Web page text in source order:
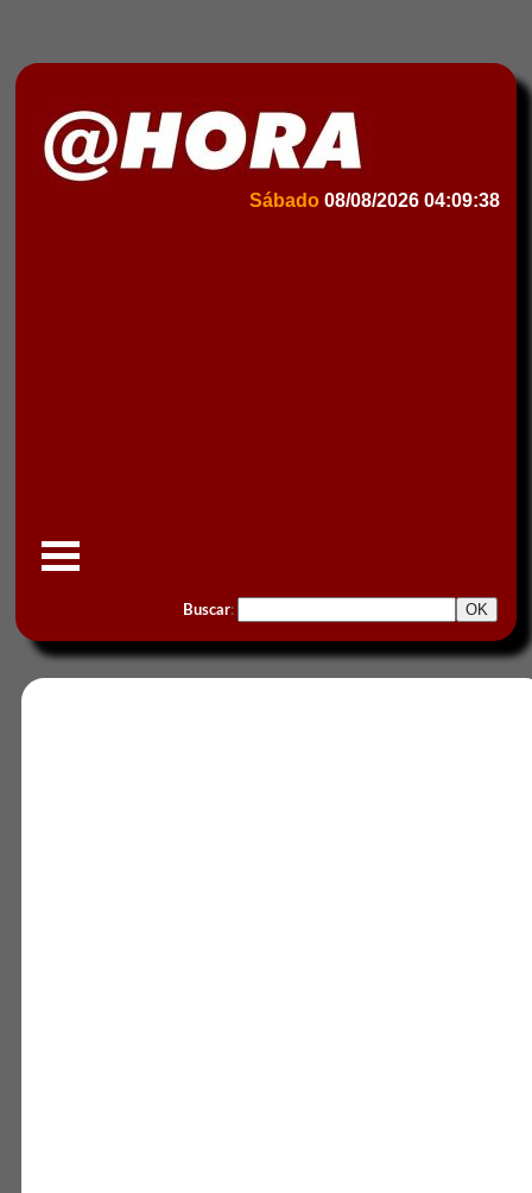
Sábado 08/08/2026 04:09:38
Buscar: